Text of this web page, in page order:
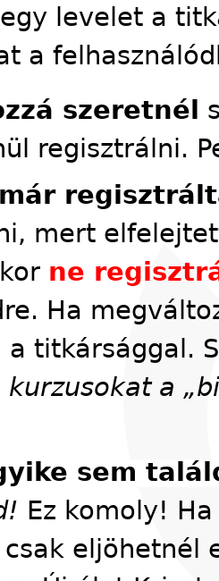
levelet a
a
szeretnél
regisztrálni.
mert
ne
Ha
a titkársággal.
a
sem
Ez komoly!
eljöhetnél